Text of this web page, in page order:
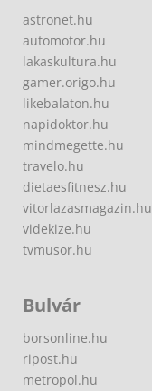
astronet.hu
automotor.hu
lakaskultura.hu
gamer.origo.hu
likebalaton.hu
napidoktor.hu
mindmegette.hu
travelo.hu
dietaesfitnesz.hu
vitorlazasmagazin.hu
videkize.hu
tvmusor.hu
Bulvár
borsonline.hu
ripost.hu
metropol.hu